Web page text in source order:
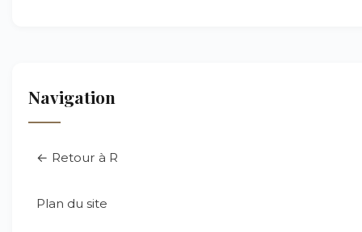
Navigation
← Retour à R
Plan du site